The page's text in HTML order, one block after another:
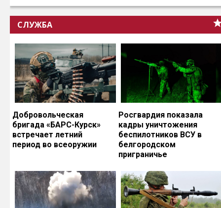
СЛУЖБА
Добровольческая
бригада «БАРС-Курск»
встречает летний
период во всеоружии
Росгвардия показала
кадры уничтожения
беспилотников ВСУ в
белгородском
приграничье